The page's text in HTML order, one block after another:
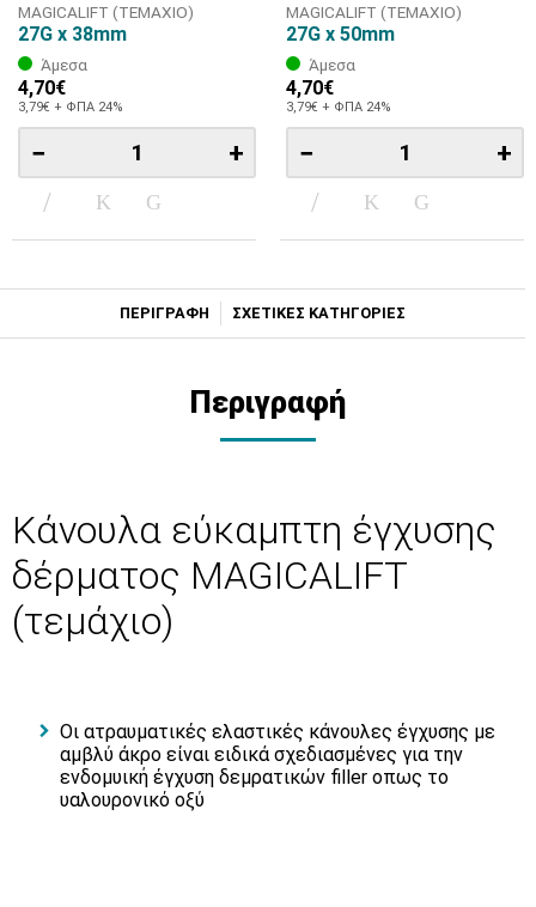
MAGICALIFT (ΤΕΜΑΧΙΟ)
27G x 38mm
Άμεσα
4,70€
3,79€ + ΦΠΑ 24%
− +
MAGICALIFT (ΤΕΜΑΧΙΟ)
27G x 50mm
Άμεσα
4,70€
3,79€ + ΦΠΑ 24%
− +
ΠΕΡΙΓΡΑΦΗ ΣΧΕΤΙΚΕΣ ΚΑΤΗΓΟΡΙΕΣ
Περιγραφή
Κάνουλα εύκαμπτη έγχυσης
δέρματος MAGICALIFT
(τεμάχιο)
Οι ατραυματικές ελαστικές κάνουλες έγχυσης με
αμβλύ άκρο είναι ειδικά σχεδιασμένες για την
ενδομυική έγχυση δεμρατικών filler οπως το
υαλουρονικό οξύ